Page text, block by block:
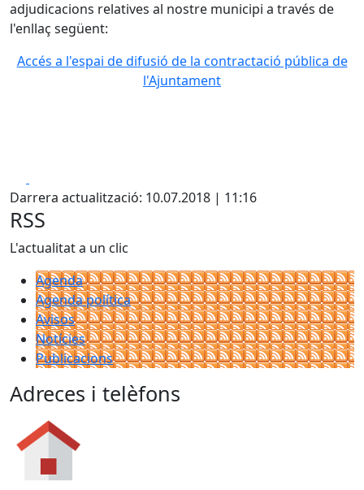
adjudicacions relatives al nostre municipi a través de
l'enllaç següent:
Accés a l'espai de difusió de la contractació pública de
l'Ajuntament
Darrera actualització: 10.07.2018 | 11:16
RSS
L'actualitat a un clic
Agenda
Agenda política
Avisos
Notícies
Publicacions
Adreces i telèfons